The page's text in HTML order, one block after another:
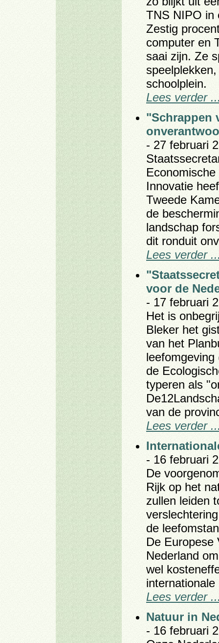
TNS NIPO in
Zestig
computer en
saai zijn. Ze
schoolplein.
Lees verder
"Schrappen
- 27 februari
Innovatie
Tweede
de
landschap
dit ronduit
Lees verder
voor de
- 17 februari
Het is
Bleker het
van het
de
typeren als
van de
Lees verder
- 16 februari
De
Rijk op het
zullen leiden
de
De Europese
Nederland
wel
Lees verder
Natuur in
- 16 februari